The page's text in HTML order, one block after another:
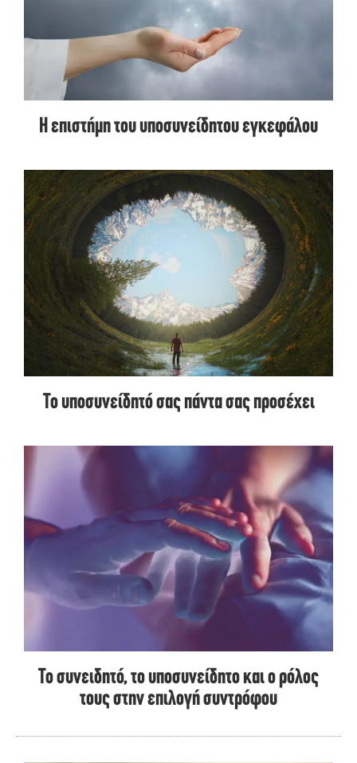
Η επιστήμη του υποσυνείδητου εγκεφάλου
Το υποσυνείδητό σας πάντα σας προσέχει
Το συνειδητό, το υποσυνείδητο και ο ρόλος
τους στην επιλογή συντρόφου